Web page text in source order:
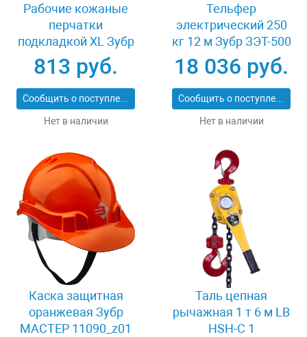
Рабочие кожаные
перчатки
подкладкой XL Зубр
МАСТЕР 1135-XL
813 руб.
Сообщить о поступлении
Нет в наличии
Тельфер
электрический 250
кг 12 м Зубр ЗЭТ-500
18 036 руб.
Сообщить о поступлении
Нет в наличии
Каска защитная
оранжевая Зубр
МАСТЕР 11090_z01
Таль цепная
рычажная 1 т 6 м LB
HSH-C 1